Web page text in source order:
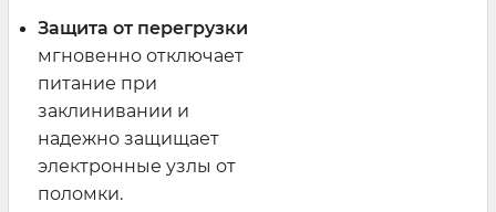
Защита от перегрузки
мгновенно отключает
питание при
заклинивании и
надежно защищает
электронные узлы от
поломки.